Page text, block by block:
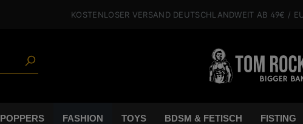
KOSTENLOSER VERSANDDEUTSCHLANDWEIT AB 49€ /
POPPERS FASHION TOYS BDSM & FETISCH FISTING